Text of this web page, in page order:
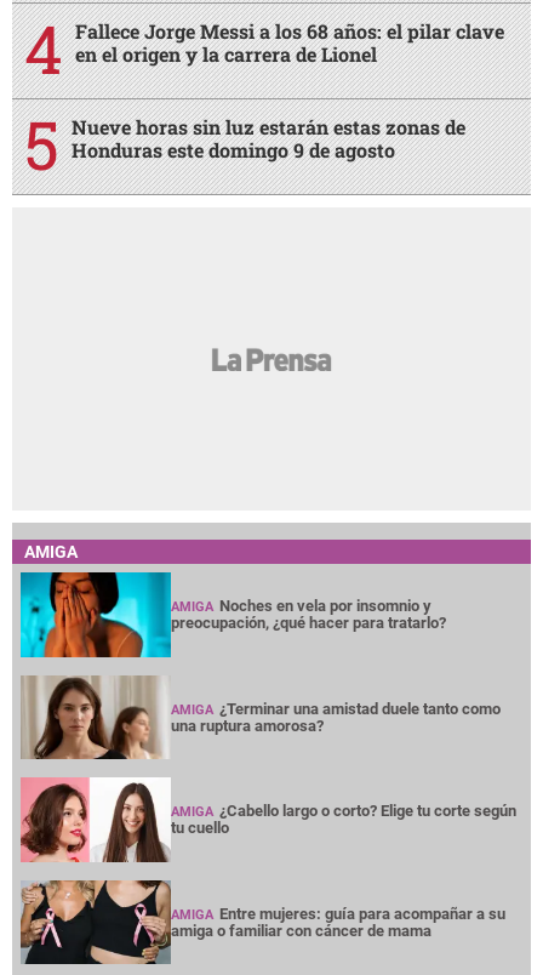
Fallece Jorge Messi a los 68 años: el pilar clave
en el origen y la carrera de Lionel
Nueve horas sin luz estarán estas zonas de
Honduras este domingo 9 de agosto
AMIGA
AMIGA Noches en vela por insomnio y
preocupación, ¿qué hacer para tratarlo?
AMIGA ¿Terminar una amistad duele tanto como
una ruptura amorosa?
AMIGA ¿Cabello largo o corto? Elige tu corte según
tu cuello
AMIGA Entre mujeres: guía para acompañar a su
amiga o familiar con cáncer de mama